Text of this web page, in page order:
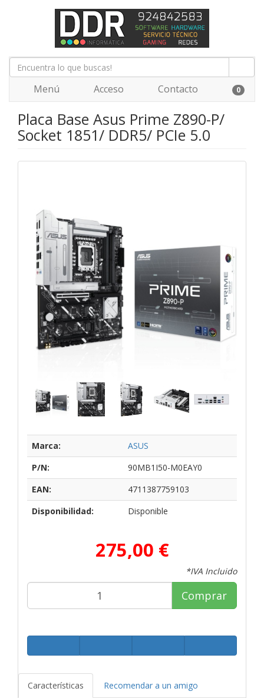
Menú Acceso Contacto 0
Placa Base Asus Prime Z890-P/
Socket 1851/ DDR5/ PCIe 5.0
Marca:
ASUS
P/N:
90MB1I50-M0EAY0
EAN:
4711387759103
Disponibilidad:
Disponible
275,00 €
*IVA Incluido
Comprar
Características Recomendar a un amigo